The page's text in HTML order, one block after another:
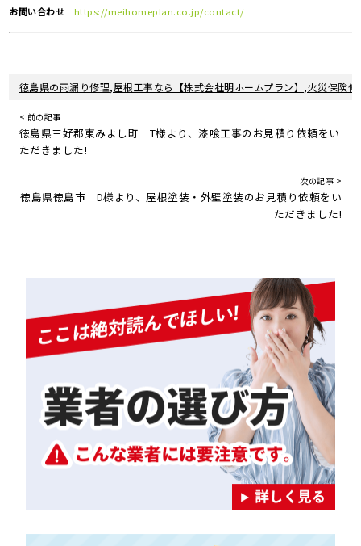
お問い合わせ
https://meihomeplan.co.jp/contact/
徳島県の雨漏り修理,屋根工事なら【株式会社明ホームプラン】,火災保険修
< 前の記事
徳島県三好郡東みよし町 T様より、漆喰工事のお見積り依頼をい
ただきました!
次の記事 >
徳島県徳島市 D様より、屋根塗装・外壁塗装のお見積り依頼をい
ただきました!